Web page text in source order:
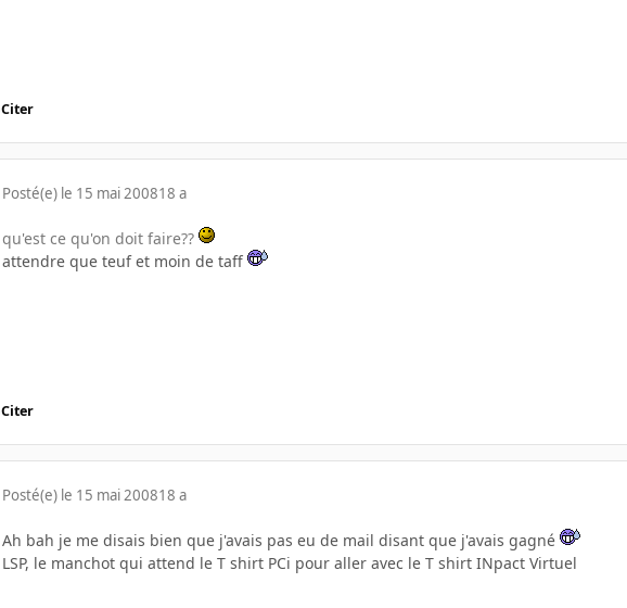
Citer
Posté(e) le 15 mai 200818 a
qu'est ce qu'on doit faire??
attendre que teuf et moin de taff
Citer
Posté(e) le 15 mai 200818 a
Ah bah je me disais bien que j'avais pas eu de mail disant que j'avais gagné
LSP, le manchot qui attend le T shirt PCi pour aller avec le T shirt INpact Virtuel